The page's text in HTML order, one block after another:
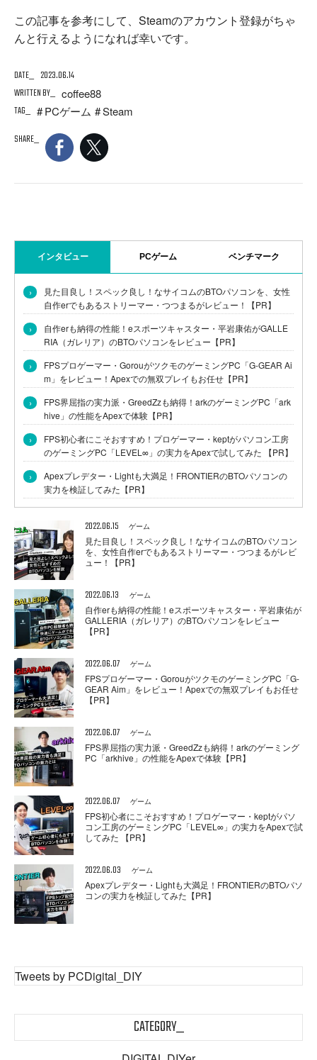
この記事を参考にして、Steamのアカウント登録がちゃ
んと行えるようになれば幸いです。
DATE
2023.06.14
WRITTEN BY
coffee88
TAG
PCゲーム
Steam
SHARE
インタビュー PCゲーム ベンチマーク
›
見た目良し！スペック良し！なサイコムのBTOパソコンを、女性
自作erでもあるストリーマー・つつまるがレビュー！【PR】
›
自作erも納得の性能！eスポーツキャスター・平岩康佑がGALLE
RIA（ガレリア）のBTOパソコンをレビュー【PR】
›
FPSプロゲーマー・GorouがツクモのゲーミングPC「G-GEAR Ai
m」をレビュー！Apexでの無双プレイもお任せ【PR】
›
FPS界屈指の実力派・GreedZzも納得！arkのゲーミングPC「ark
hive」の性能をApexで体験【PR】
›
FPS初心者にこそおすすめ！プロゲーマー・keptがパソコン工房
のゲーミングPC「LEVEL∞」の実力をApexで試してみた 【PR】
›
Apexプレデター・Lightも大満足！FRONTIERのBTOパソコンの
実力を検証してみた【PR】
2022.06.15 ゲーム
見た目良し！スペック良し！なサイコムのBTOパソコン
を、女性自作erでもあるストリーマー・つつまるがレビ
ュー！【PR】
2022.06.13 ゲーム
自作erも納得の性能！eスポーツキャスター・平岩康佑が
GALLERIA（ガレリア）のBTOパソコンをレビュー
【PR】
2022.06.07 ゲーム
FPSプロゲーマー・GorouがツクモのゲーミングPC「G-
GEAR Aim」をレビュー！Apexでの無双プレイもお任せ
【PR】
2022.06.07 ゲーム
FPS界屈指の実力派・GreedZzも納得！arkのゲーミング
PC「arkhive」の性能をApexで体験【PR】
2022.06.07 ゲーム
FPS初心者にこそおすすめ！プロゲーマー・keptがパソ
コン工房のゲーミングPC「LEVEL∞」の実力をApexで試
してみた 【PR】
2022.06.03 ゲーム
Apexプレデター・Lightも大満足！FRONTIERのBTOパソ
コンの実力を検証してみた【PR】
Tweets by PCDigital_DIY
CATEGORY_